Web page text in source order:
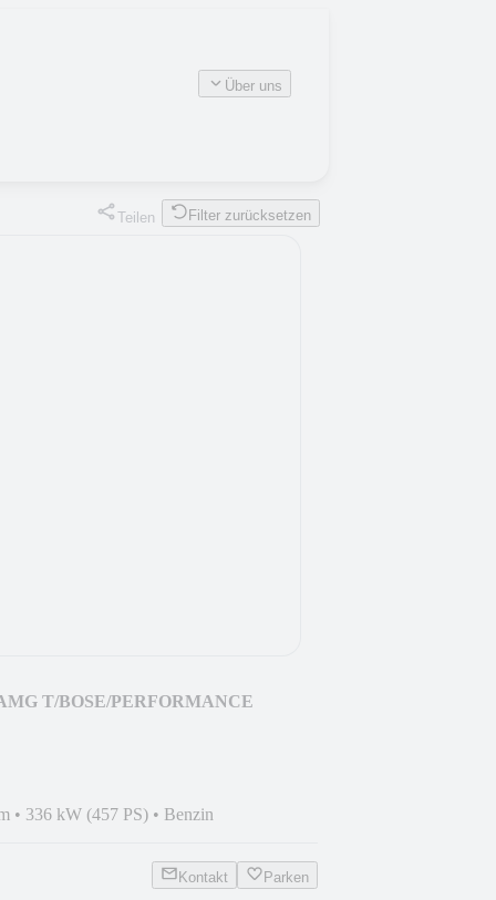
Über uns
Teilen Filter zurücksetzen
T/BOSE/PERFORMANCE
• 336 kW (457 PS) • Benzin
Kontakt Parken